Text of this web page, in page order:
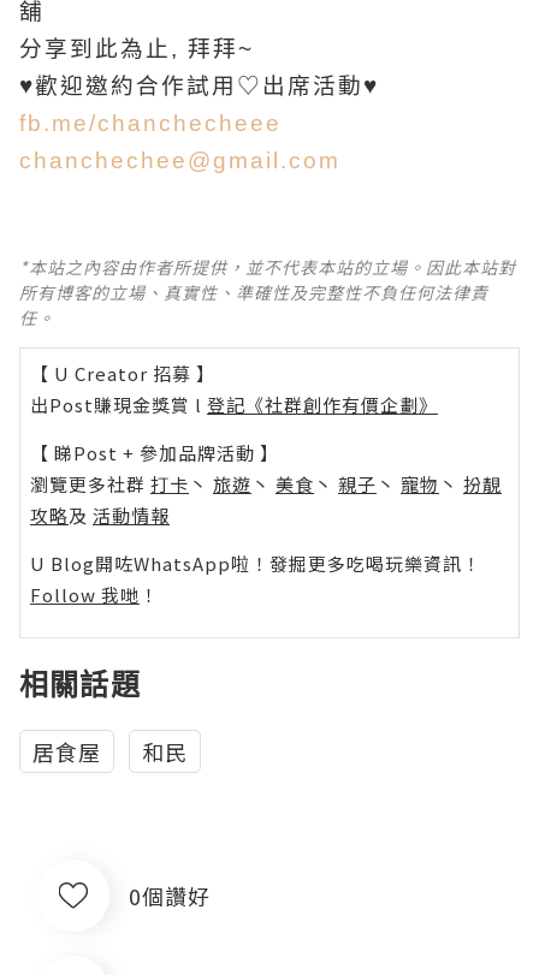
舖
分享到此為止, 拜拜~
♥歡迎邀約合作試用♡出席活動♥
fb.me/chanchecheee
chanchechee@gmail.com
*本站之內容由作者所提供，並不代表本站的立場。因此本站對
所有博客的立場、真實性、準確性及完整性不負任何法律責
任。
【 U Creator 招募 】
出Post賺現金獎賞 l 登記《社群創作有價企劃》
【 睇Post + 參加品牌活動 】
瀏覽更多社群 打卡 丶 旅遊 丶 美食 丶 親子 丶 寵物 丶 扮靚
攻略及 活動情報
U Blog開咗WhatsApp啦！發掘更多吃喝玩樂資訊！
Follow 我哋 ！
相關話題
居食屋 和民
0個讚好